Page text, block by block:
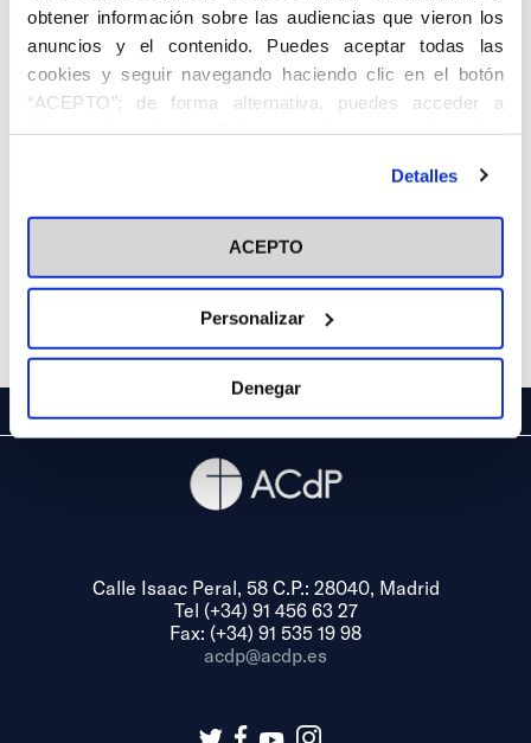
obtener información sobre las audiencias que vieron los
anuncios y el contenido. Puedes aceptar todas las
cookies y seguir navegando haciendo clic en el botón
“ACEPTO”; de forma alternativa, puedes acceder a
información más detallada y cambiar tus preferencias
en el botón "Personalizar". Para más información puedes
visitar nuestra Política de Cookies
Detalles
ACEPTO
Personalizar
Denegar
Autor
Centro de
adscripción
Fecha de
nacimiento
30/04/1915
Lugar de
Fecha de
defunción
Lugar de
defunción
Calle Isaac Peral, 58 C.P.: 28040, Madrid
Tel (+34) 91 456 63 27
Fax: (+34) 91 535 19 98
acdp@acdp.es